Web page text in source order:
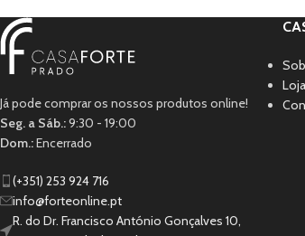
Já pode comprar os nossos produtos online!
Seg. a Sáb.:9:30 - 19:00
Dom.:Encerrado
(+351) 253 924 716
info@forteonline.pt
R. do Dr. Francisco António Gonçalves 10,
Loja